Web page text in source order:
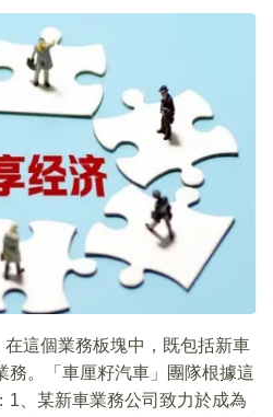
這個業務板塊中，既包括新車
務。「車厘籽汽車」團隊根據這
1、某新車業務公司致力於成為